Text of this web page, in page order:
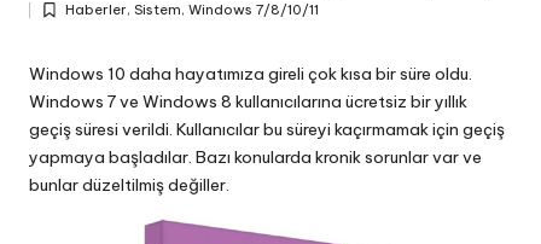
byPosted
Haberler, Sistem, Windows 7/8/10/11
Windows 10 daha hayatımıza gireli çok kısa bir süre oldu.
Windows 7 ve Windows 8 kullanıcılarına ücretsiz bir yıllık
geçiş süresi verildi. Kullanıcılar bu süreyi kaçırmamak için geçiş
yapmaya başladılar. Bazı konularda kronik sorunlar var ve
bunlar düzeltilmiş değiller.